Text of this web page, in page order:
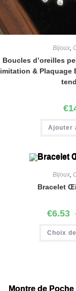
Bijoux ,
Boucles d’oreilles
imitation & Plaquage
€
Ajouter
Bijoux,
Bracelet
€6.53
Choix